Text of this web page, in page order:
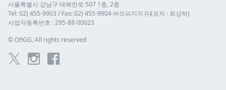
서울특별시 강남구 테헤란로 507 1층, 2층
Tel: 02) 455-9903 / Fax: 02) 455-9904 ㈜오피지지 (대표자 : 최상락)
사업자등록번호 : 295-88-00023
© OP.GG. All rights reserved